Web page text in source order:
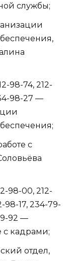
службы;
98-74, 212-
98-27 —
с
98-00, 212-
98-17, 234-79-
92 —
с кадрами;
отдел,